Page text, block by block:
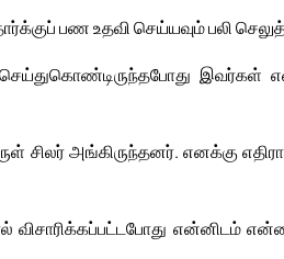
பண உதவி செய்யவும் பலி
சிலர் அங்கிருந்தனர். எனக்கு
என்னிடம்